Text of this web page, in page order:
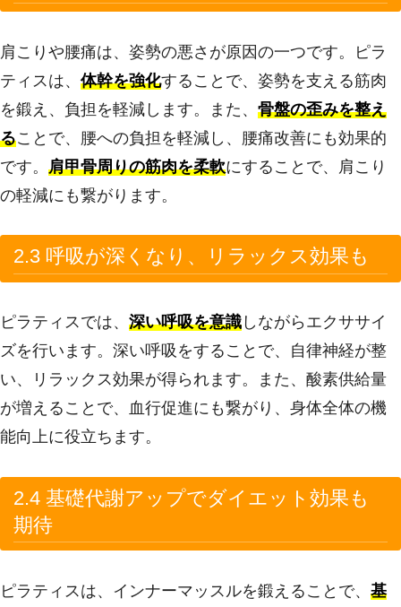
肩こりや腰痛は、姿勢の悪さが原因の一つです。ピラ
ティスは、 体幹を強化することで、姿勢を支える筋肉
を鍛え、負担を軽減します。また、 骨盤の歪みを整え
ることで、腰への負担を軽減し、腰痛改善にも効果的
です。 肩甲骨周りの筋肉を柔軟にすることで、肩こり
の軽減にも繋がります。
2.3 呼吸が深くなり、リラックス効果も
ピラティスでは、 深い呼吸を意識 しながらエクササイ
ズを行います。深い呼吸をすることで、自律神経が整
い、リラックス効果が得られます。また、酸素供給量
が増えることで、血行促進にも繋がり、身体全体の機
能向上に役立ちます。
2.4 基礎代謝アップでダイエット効果も
期待
ピラティスは、インナーマッスルを鍛えることで、 基